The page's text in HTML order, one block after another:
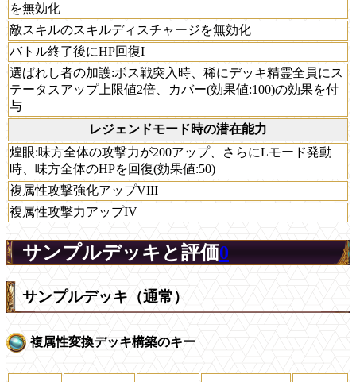
を無効化
敵スキルのスキルディスチャージを無効化
バトル終了後にHP回復I
選ばれし者の加護:ボス戦突入時、稀にデッキ精霊全員にス
テータスアップ上限値2倍、カバー(効果値:100)の効果を付
与
レジェンドモード時の潜在能力
煌眼:味方全体の攻撃力が200アップ、さらにLモード発動
時、味方全体のHPを回復(効果値:50)
複属性攻撃強化アップVIII
複属性攻撃力アップIV
サンプルデッキと評価0
サンプルデッキ（通常）
複属性変換デッキ構築のキー